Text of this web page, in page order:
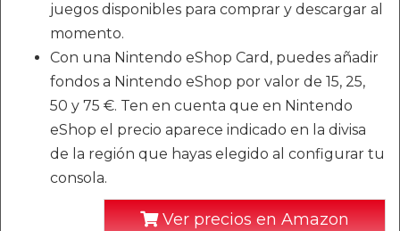
juegos disponibles para comprar y descargar al
momento.
Con una Nintendo eShop Card, puedes añadir
fondos a Nintendo eShop por valor de 15, 25,
50 y 75 €. Ten en cuenta que en Nintendo
eShop el precio aparece indicado en la divisa
de la región que hayas elegido al configurar tu
consola.
Ver precios en Amazon